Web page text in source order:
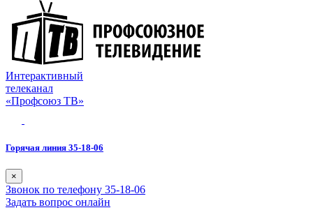
Интерактивный
телеканал
«Профсоюз ТВ»
Горячая линия 35-18-06
×
Звонок по телефону 35-18-06
Задать вопрос онлайн